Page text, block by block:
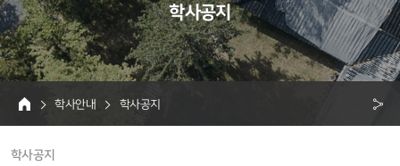
검
색
학사공지
HOME
학사안내 학사공지
학사공지